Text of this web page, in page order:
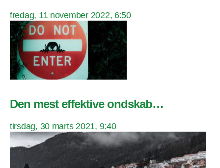
fredag, 11 november 2022, 6:50
Den mest effektive ondskab…
tirsdag, 30 marts 2021, 9:40